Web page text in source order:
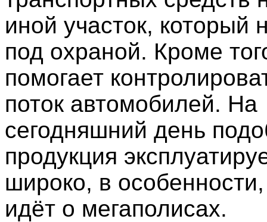
иной участок, который
под охраной. Кроме
помогает
поток автомобилей. На
сегодняшний день
продукция
широко, в особенности,
идёт о мегаполисах.